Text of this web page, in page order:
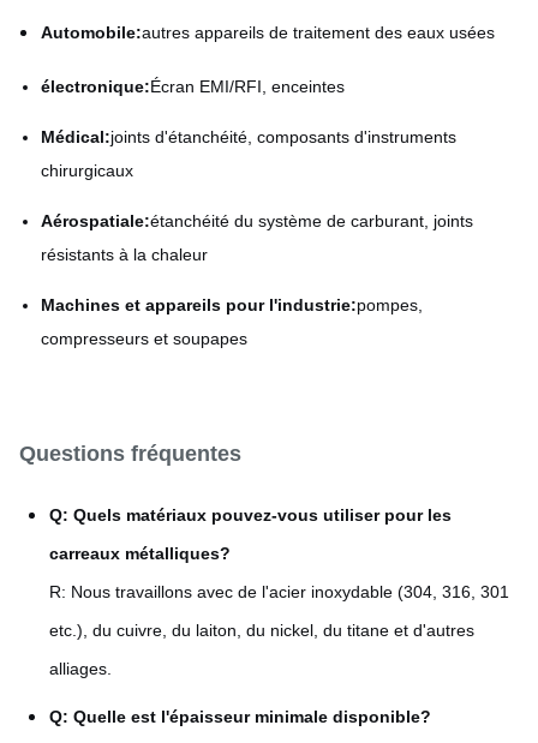
Automobile:autres appareils de traitement des eaux usées
électronique:Écran EMI/RFI, enceintes
Médical:joints d'étanchéité, composants d'instruments
chirurgicaux
Aérospatiale:étanchéité du système de carburant, joints
résistants à la chaleur
Machines et appareils pour l'industrie:pompes,
compresseurs et soupapes
Questions fréquentes
Q: Quels matériaux pouvez-vous utiliser pour les
carreaux métalliques?
R: Nous travaillons avec de l'acier inoxydable (304, 316, 301
etc.), du cuivre, du laiton, du nickel, du titane et d'autres
alliages.
Q: Quelle est l'épaisseur minimale disponible?